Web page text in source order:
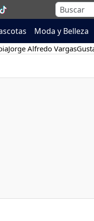
Moda y Belleza
Jorge Alfredo Vargas